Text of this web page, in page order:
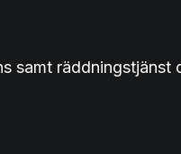
samt räddningstjänst